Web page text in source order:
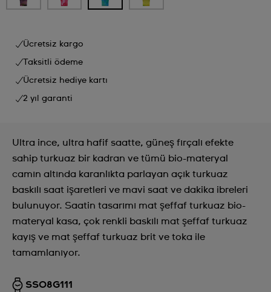
Ücretsiz kargo
Taksitli ödeme
Ücretsiz hediye kartı
2 yıl garanti
Ultra ince, ultra hafif saatte, güneş fırçalı efekte
sahip turkuaz bir kadran ve tümü bio-materyal
camın altında karanlıkta parlayan açık turkuaz
baskılı saat işaretleri ve mavi saat ve dakika ibreleri
bulunuyor. Saatin tasarımı mat şeffaf turkuaz bio-
materyal kasa, çok renkli baskılı mat şeffaf turkuaz
kayış ve mat şeffaf turkuaz brit ve toka ile
tamamlanıyor.
SS08G111